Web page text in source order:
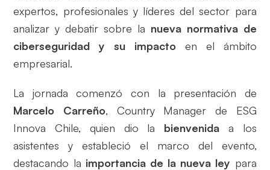
expertos, profesionales y líderes del sector para
analizar y debatir sobre la nueva normativa de
ciberseguridad y su impacto en el ámbito
empresarial.
La jornada comenzó con la presentación de
Marcelo Carreño, Country Manager de ESG
Innova Chile, quien dio la bienvenida a los
asistentes y estableció el marco del evento,
destacando la importancia de la nueva ley para